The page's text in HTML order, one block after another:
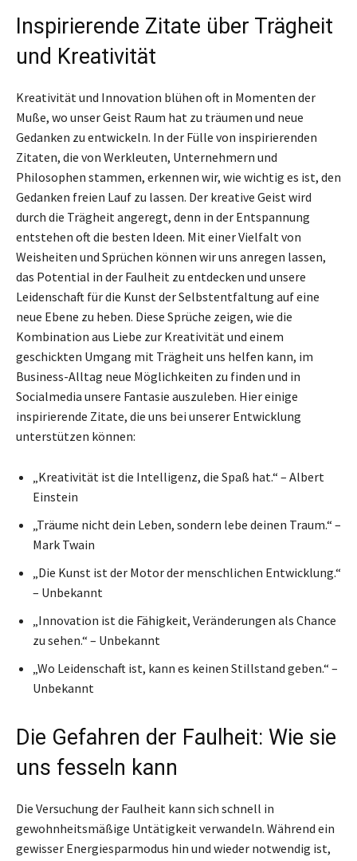
Inspirierende Zitate über Trägheit
und Kreativität
Kreativität und Innovation blühen oft in Momenten der
Muße, wo unser Geist Raum hat zu träumen und neue
Gedanken zu entwickeln. In der Fülle von inspirierenden
Zitaten, die von Werkleuten, Unternehmern und
Philosophen stammen, erkennen wir, wie wichtig es ist, den
Gedanken freien Lauf zu lassen. Der kreative Geist wird
durch die Trägheit angeregt, denn in der Entspannung
entstehen oft die besten Ideen. Mit einer Vielfalt von
Weisheiten und Sprüchen können wir uns anregen lassen,
das Potential in der Faulheit zu entdecken und unsere
Leidenschaft für die Kunst der Selbstentfaltung auf eine
neue Ebene zu heben. Diese Sprüche zeigen, wie die
Kombination aus Liebe zur Kreativität und einem
geschickten Umgang mit Trägheit uns helfen kann, im
Business-Alltag neue Möglichkeiten zu finden und in
Socialmedia unsere Fantasie auszuleben. Hier einige
inspirierende Zitate, die uns bei unserer Entwicklung
unterstützen können:
„Kreativität ist die Intelligenz, die Spaß hat.“ – Albert
Einstein
„Träume nicht dein Leben, sondern lebe deinen Traum.“ –
Mark Twain
„Die Kunst ist der Motor der menschlichen Entwicklung.“
– Unbekannt
„Innovation ist die Fähigkeit, Veränderungen als Chance
zu sehen.“ – Unbekannt
„Wo Leidenschaft ist, kann es keinen Stillstand geben.“ –
Unbekannt
Die Gefahren der Faulheit: Wie sie
uns fesseln kann
Die Versuchung der Faulheit kann sich schnell in
gewohnheitsmäßige Untätigkeit verwandeln. Während ein
gewisser Energiesparmodus hin und wieder notwendig ist,